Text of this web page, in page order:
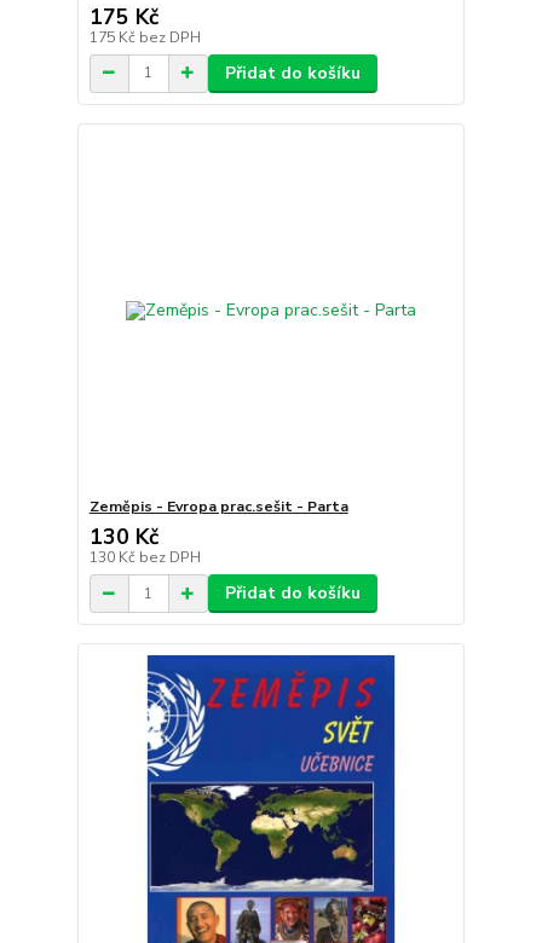
175 Kč
175 Kč bez DPH
Přidat do košíku
Zeměpis - Evropa prac.sešit - Parta
130 Kč
130 Kč bez DPH
Přidat do košíku